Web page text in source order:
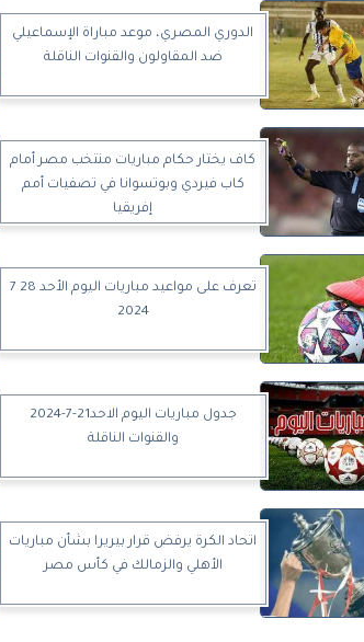
الدوري المصري، موعد مباراة الإسماعيلي
ضد المقاولون والقنوات الناقلة
كاف يختار حكام مباريات منتخب مصر أمام
كاب فيردي وبوتسوانا في تصفيات أمم
إفريقيا
تعرف على مواعيد مباريات اليوم الأحد 28 7
2024
جدول مباريات اليوم الاحد21-7-2024
والقنوات الناقلة
اتحاد الكرة يرفض قرار بيريرا بشأن مباريات
الأهلي والزمالك في كأس مصر